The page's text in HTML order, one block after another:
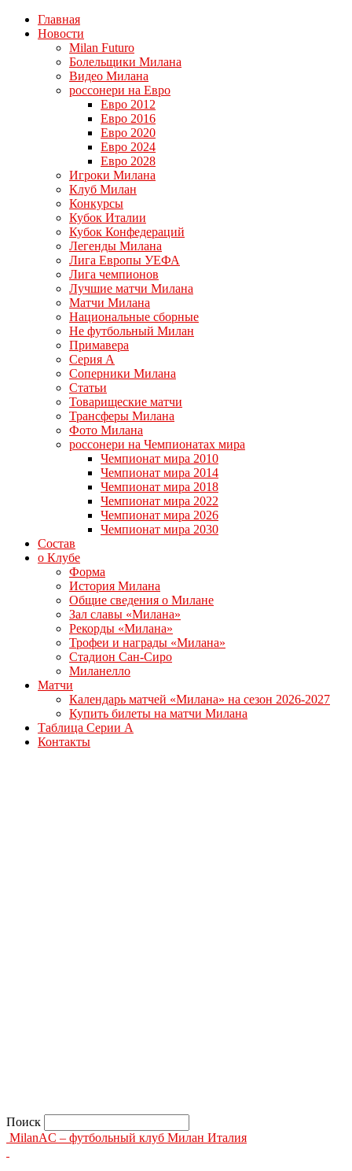
Главная
Новости
Milan Futuro
Болельщики Милана
Видео Милана
россонери на Евро
Евро 2012
Евро 2016
Евро 2020
Евро 2024
Евро 2028
Игроки Милана
Клуб Милан
Конкурсы
Кубок Италии
Кубок Конфедераций
Легенды Милана
Лига Европы УЕФА
Лига чемпионов
Лучшие матчи Милана
Матчи Милана
Национальные сборные
Не футбольный Милан
Примавера
Серия А
Соперники Милана
Статьи
Товарищеские матчи
Трансферы Милана
Фото Милана
россонери на Чемпионатах мира
Чемпионат мира 2010
Чемпионат мира 2014
Чемпионат мира 2018
Чемпионат мира 2022
Чемпионат мира 2026
Чемпионат мира 2030
Состав
о Клубе
Форма
История Милана
Общие сведения о Милане
Зал славы «Милана»
Рекорды «Милана»
Трофеи и награды «Милана»
Стадион Сан-Сиро
Миланелло
Матчи
Календарь матчей «Милана» на сезон 2026-2027
Купить билеты на матчи Милана
Таблица Серии А
Контакты
Поиск
MilanAC – футбольный клуб Милан Италия